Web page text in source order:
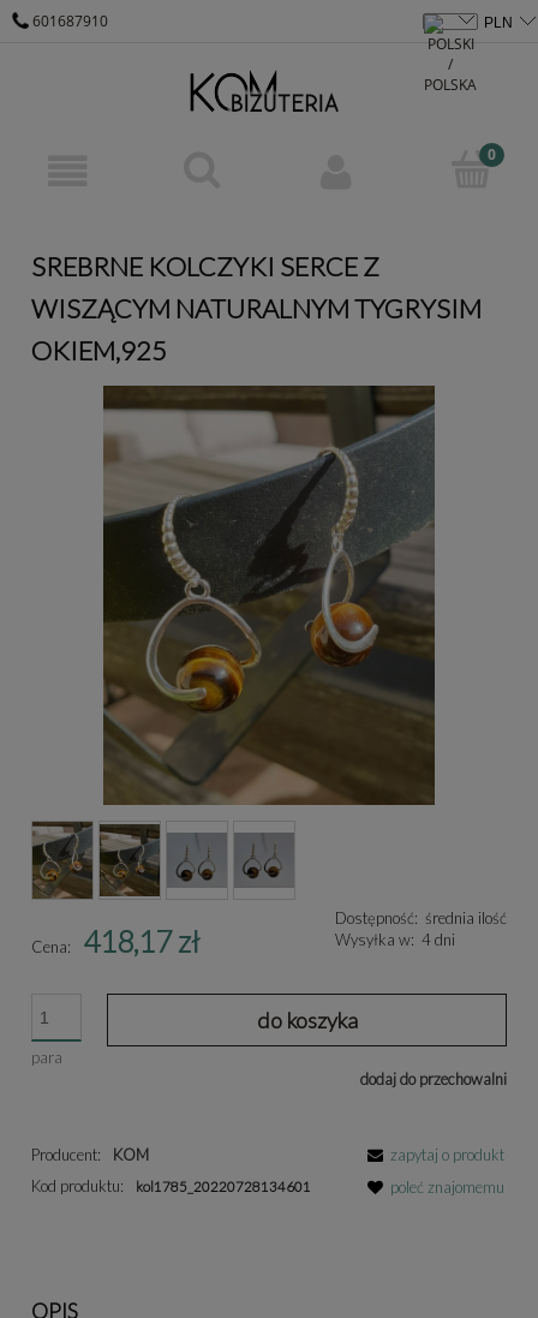
601687910
SREBRNE KOLCZYKI SERCE Z
WISZĄCYM NATURALNYM TYGRYSIM
OKIEM,925
Dostępność: średnia ilość
Wysyłka w: 4 dni
Cena: 418,17 zł
para
do koszyka
dodaj do przechowalni
Producent:
KOM
Kod produktu:
kol1785_20220728134601
zapytaj o produkt
poleć znajomemu
OPIS